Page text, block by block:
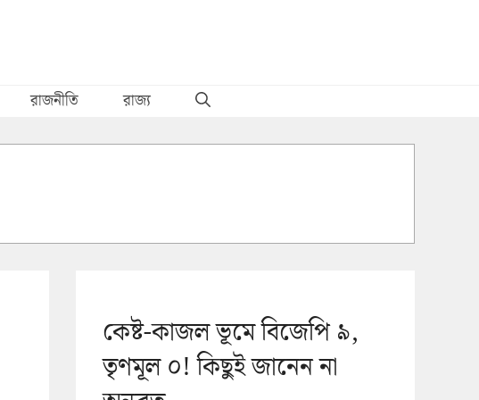
রাজনীতি রাজ্য
কেষ্ট-কাজল ভূমে বিজেপি ৯,
তৃণমূল ০! কিছুই জানেন না